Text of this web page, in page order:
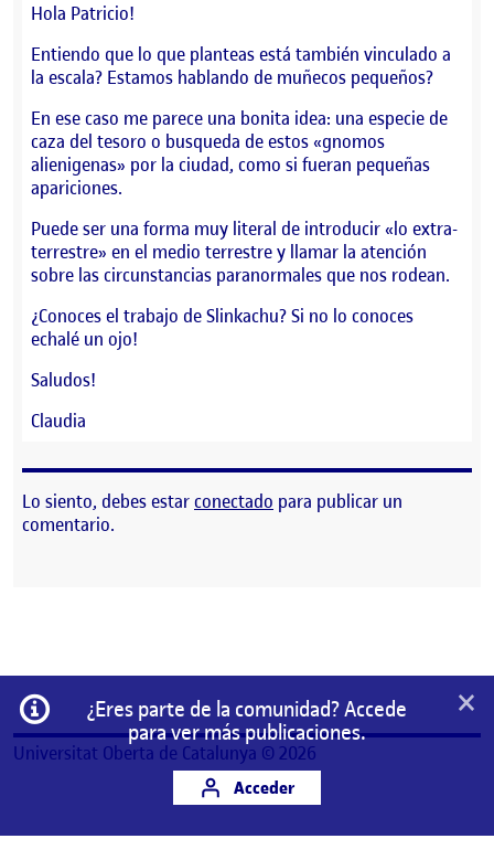
Hola Patricio!
Entiendo que lo que planteas está también vinculado a
la escala? Estamos hablando de muñecos pequeños?
En ese caso me parece una bonita idea: una especie de
caza del tesoro o busqueda de estos «gnomos
alienigenas» por la ciudad, como si fueran pequeñas
apariciones.
Puede ser una forma muy literal de introducir «lo extra-
terrestre» en el medio terrestre y llamar la atención
sobre las circunstancias paranormales que nos rodean.
¿Conoces el trabajo de Slinkachu? Si no lo conoces
echalé un ojo!
Saludos!
Claudia
Lo siento, debes estarconectado para publicar un
comentario.
Información
¿Eres parte de la comunidad? Accede
para ver más publicaciones.
Acceder
×
Universitat Oberta de Catalunya © 2026